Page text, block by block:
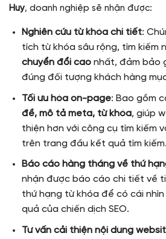
Huy, doanh nghiệp sẽ nhận được:
Nghiên cứu từ khóa chi tiết:
tích từ khóa sâu rộng, tìm kiếm
chuyển đổi caonhất, đảm bảo
đúng đối tượng khách hàng
Tối ưu hóa on-page: Bao gồm
đề, mô tả meta, từ khóa, giúp
thiện hơn với công cụ tìm kiếm
trên trang đầu kết quả tìm kiếm.
Báo cáo hàng tháng về thứ
nhận được báo cáo chi tiết về
thứ hạng từ khóa để có cái
quả của chiến dịch SEO.
Tư vấn cải thiện nội dung